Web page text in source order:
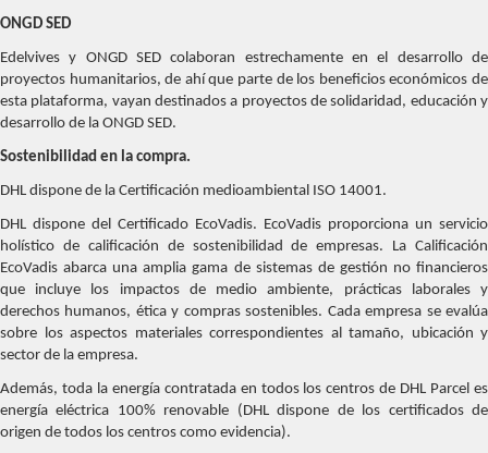
ONGD SED
Edelvives y ONGD SED colaboran estrechamente en el desarrollo de
proyectos humanitarios, de ahí que parte de los beneficios económicos de
esta plataforma, vayan destinados a proyectos de solidaridad, educación y
desarrollo de la ONGD SED.
Sostenibilidad en la compra.
DHL dispone de la Certificación medioambiental ISO 14001.
DHL dispone del Certificado EcoVadis. EcoVadis proporciona un servicio
holístico de calificación de sostenibilidad de empresas. La Calificación
EcoVadis abarca una amplia gama de sistemas de gestión no financieros
que incluye los impactos de medio ambiente, prácticas laborales y
derechos humanos, ética y compras sostenibles. Cada empresa se evalúa
sobre los aspectos materiales correspondientes al tamaño, ubicación y
sector de la empresa.
Además, toda la energía contratada en todos los centros de DHL Parcel es
energía eléctrica 100% renovable (DHL dispone de los certificados de
origen de todos los centros como evidencia).